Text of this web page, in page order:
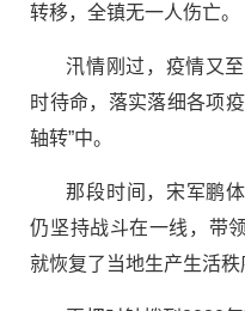
转移，全镇无一人伤亡。
汛情刚过，疫情又
时待命，落实落细各项
轴转”中。
那段时间，宋军鹏
仍坚持战斗在一线，带
就恢复了当地生产生活秩